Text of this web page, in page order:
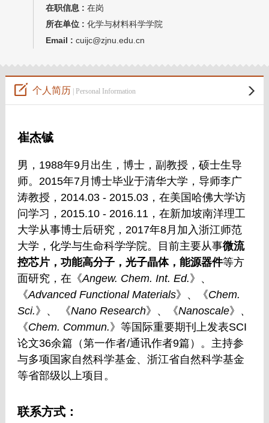
在职信息 : 在岗
所在单位 : 化学与材料科学学院
Email : cuijc@zjnu.edu.cn
个人简历 | Personal Information
崔杰铖
男， 1988年9月出生，博士，副教授，硕士生导
师。 2015年7月博士毕业于清华大学，导师李广
涛教授， 2014.03 - 2015.03，在美国哈佛大学访
问学习， 2015.10 - 2016.11，在新加坡南洋理工
大学从事博士后研究， 2017年8月加入浙江师范
大学，化学与生命科学学院。目前主要从事微流
控芯片，功能高分子，光子晶体，能源器件等方
面研究，在《Angew. Chem. Int. Ed. 》、
《Advanced Functional Materials》、《Chem.
Sci. 》、 《Nano Research》、《Nanoscale》 、
《Chem. Commun. 》等国际重要期刊上发表SCI
论文36余篇（第一作者/通讯作者9篇）。主持参
与多项国家自然科学基金、浙江省自然科学基金
等省部级以上项目。
联系方式：